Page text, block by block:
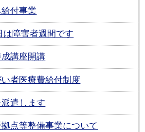
付事業
は障害者週間です
講座開講
者医療費給付制度
遣します
点等整備事業について